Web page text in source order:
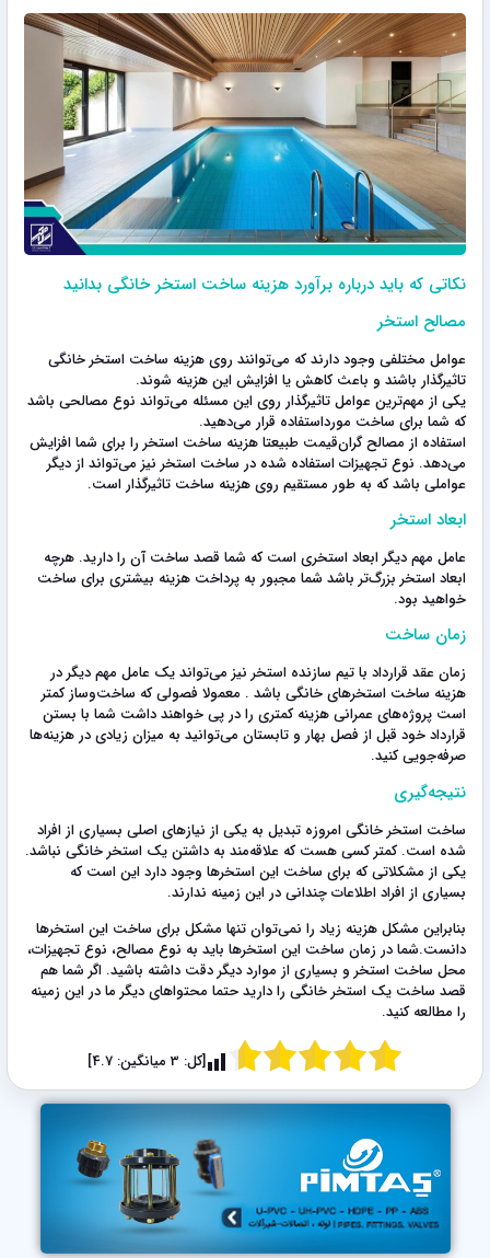
نکاتی که باید درباره برآورد هزینه ساخت استخر خانگی بدانید
مصالح استخر
عوامل مختلفی وجود دارند که می‌توانند روی هزینه ساخت استخر خانگی
تاثیرگذار باشند و باعث کاهش یا افزایش این هزینه شوند.
یکی از مهم‌ترین عوامل تاثیرگذار روی این مسئله می‌تواند نوع مصالحی باشد
که شما برای ساخت مورداستفاده قرار می‌دهید.
استفاده از مصالح گران‌قیمت طبیعتا هزینه ساخت استخر را برای شما افزایش
می‌دهد. نوع تجهیزات استفاده شده در ساخت استخر نیز می‌تواند از دیگر
عواملی باشد که به طور مستقیم روی هزینه ساخت تاثیرگذار است.
ابعاد استخر
عامل مهم دیگر ابعاد استخری است که شما قصد ساخت آن را دارید. هرچه
ابعاد استخر بزرگ‌تر باشد شما مجبور به پرداخت هزینه بیشتری برای ساخت
خواهید بود.
زمان ساخت
زمان عقد قرارداد با تیم سازنده استخر نیز می‌تواند یک عامل مهم دیگر در
هزینه ساخت استخرهای خانگی باشد . معمولا فصولی که ساخت‌وساز کمتر
است پروژه‌های عمرانی هزینه کمتری را در پی خواهند داشت شما با بستن
قرارداد خود قبل از فصل بهار و تابستان می‌توانید به میزان زیادی در هزینه‌ها
صرفه‌جویی کنید.
نتیجه‌گیری
ساخت استخر خانگی امروزه تبدیل به یکی از نیازهای اصلی بسیاری از افراد
شده است. کمتر کسی هست که علاقه‌مند به داشتن یک استخر خانگی نباشد.
یکی از مشکلاتی که برای ساخت این استخرها وجود دارد این است که
بسیاری از افراد اطلاعات چندانی در این زمینه ندارند.
بنابراین مشکل هزینه زیاد را نمی‌توان تنها مشکل برای ساخت این استخرها
دانست.شما در زمان ساخت این استخرها باید به نوع مصالح، نوع تجهیزات،
محل ساخت استخر و بسیاری از موارد دیگر دقت داشته باشید. اگر شما هم
قصد ساخت یک استخر خانگی را دارید حتما محتواهای دیگر ما در این زمینه
را مطالعه کنید.
[کل: 3 میانگین: 4.7
]